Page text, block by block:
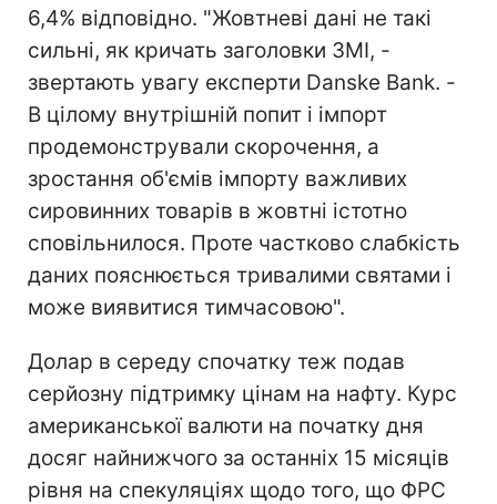
6,4% відповідно. "Жовтневі дані не такі
сильні, як кричать заголовки ЗМІ, -
звертають увагу експерти Danske Bank. -
В цілому внутрішній попит і імпорт
продемонстрували скорочення, а
зростання об'ємів імпорту важливих
сировинних товарів в жовтні істотно
сповільнилося. Проте частково слабкість
даних пояснюється тривалими святами і
може виявитися тимчасовою".
Долар в середу спочатку теж подав
серйозну підтримку цінам на нафту. Курс
американської валюти на початку дня
досяг найнижчого за останніх 15 місяців
рівня на спекуляціях щодо того, що ФРС